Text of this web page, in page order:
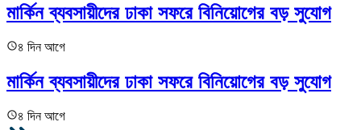
মার্কিন ব্যবসায়ীদের ঢাকা সফরে বিনিয়োগের বড় সুযোগ
৪ দিন আগে
মার্কিন ব্যবসায়ীদের ঢাকা সফরে বিনিয়োগের বড় সুযোগ
৪ দিন আগে